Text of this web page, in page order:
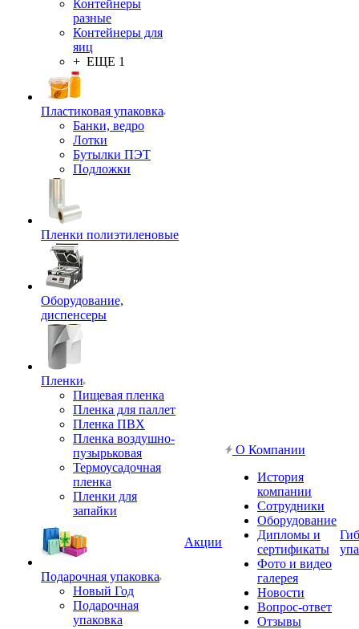
Контейнеры
разные
Контейнеры для
яиц
+ ЕЩЕ 1
Пластиковая упаковка
Банки, ведро
Лотки
Бутылки ПЭТ
Подложки
Пленки полиэтиленовые
Оборудование,
диспенсеры
Пленки
Пищевая пленка
Пленка для паллет
Пленка ПВХ
Пленка воздушно-
пузырьковая
Термоусадочная
пленка
Пленки для
запайки
Подарочная упаковка
Новый Год
Подарочная
упаковка
Акции
О Компании
История
компании
Сотрудники
Оборудование
Дипломы и
сертификаты
Фото и видео
галерея
Новости
Вопрос-ответ
Отзывы